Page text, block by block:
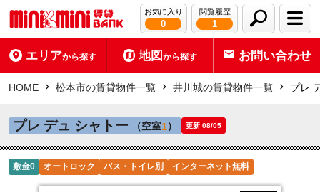
お気に入り
0
閲覧履歴
1
エリアから探す 地図から探す お問い合わせ
HOME 松本市の賃貸物件一覧 井川城の賃貸物件一覧 プレ
プレ デュ シャトー （空室1） 更新 08/05
敷金0 オートロック バス・トイレ別 インターネット無料